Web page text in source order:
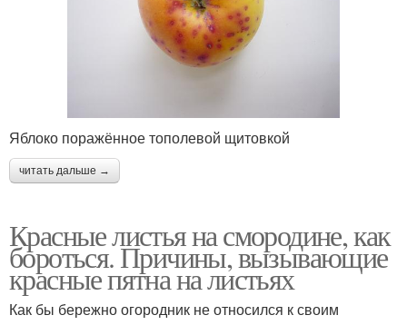
Яблоко поражённое тополевой щитовкой
читать дальше →
Красные листья на смородине, как
бороться. Причины, вызывающие
красные пятна на листьях
Как бы бережно огородник не относился к своим